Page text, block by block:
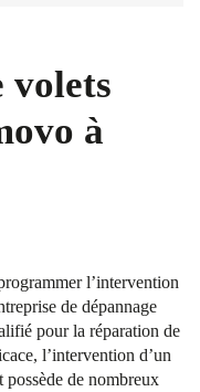
volets
à
l’intervention
de dépannage
pour la réparation de
l’intervention d’un
de nombreux